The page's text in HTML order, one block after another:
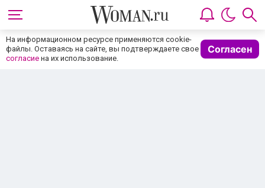
На информационном ресурсе применяются cookie-
файлы. Оставаясь на сайте, вы подтверждаете свое
согласие на их использование.
Согласен